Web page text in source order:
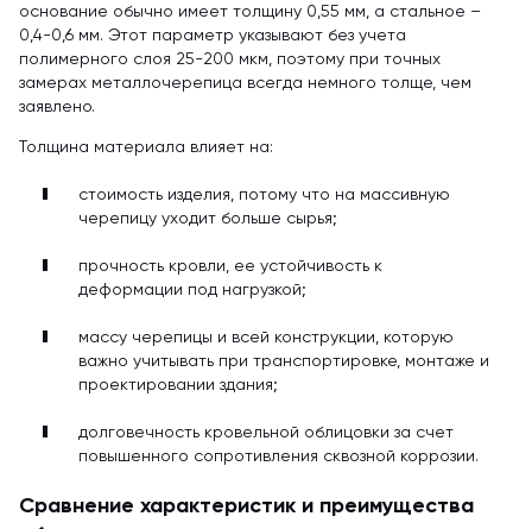
основание обычно имеет толщину 0,55 мм, а стальное –
0,4-0,6 мм. Этот параметр указывают без учета
полимерного слоя 25-200 мкм, поэтому при точных
замерах металлочерепица всегда немного толще, чем
заявлено.
Толщина материала влияет на:
стоимость изделия, потому что на массивную
черепицу уходит больше сырья;
прочность кровли, ее устойчивость к
деформации под нагрузкой;
массу черепицы и всей конструкции, которую
важно учитывать при транспортировке, монтаже и
проектировании здания;
долговечность кровельной облицовки за счет
повышенного сопротивления сквозной коррозии.
Сравнение характеристик и преимущества